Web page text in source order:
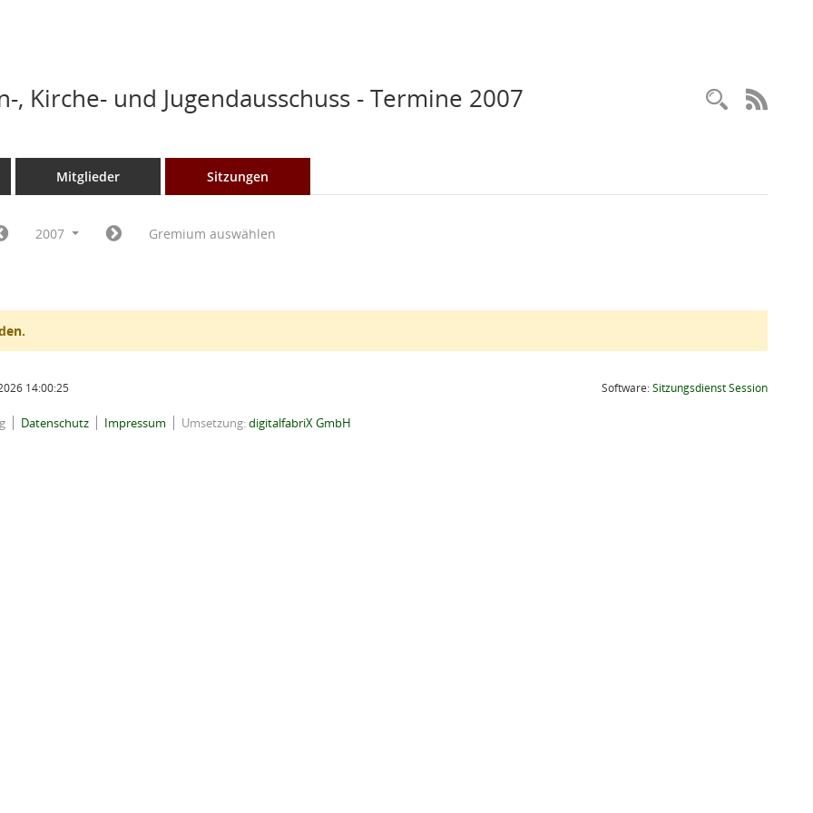
, Kirche- und Jugendausschuss - Termine 2007
Mitglieder Sitzungen
2007 Gremium auswählen
14:00:25 Software:SitzungsdienstSession(Wird in
Datenschutz Impressum Umsetzung:digitalfabriX GmbH